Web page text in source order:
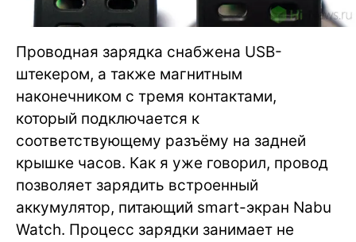
Проводная зарядка снабжена USB-
штекером, а также магнитным
наконечником с тремя контактами,
который подключается к
соответствующему разъёму на задней
крышке часов. Как я уже говорил, провод
позволяет зарядить встроенный
аккумулятор, питающий smart-экран Nabu
Watch. Процесс зарядки занимает не